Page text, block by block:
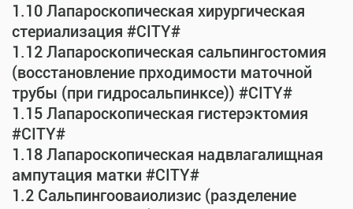
1.10 Лапароскопическая хирургическая
стериализация #CITY#
1.12 Лапароскопическая сальпингостомия
(восстановление прходимости маточной
трубы (при гидросальпинксе)) #CITY#
1.15 Лапароскопическая гистерэктомия
#CITY#
1.18 Лапароскопическая надвлагалищная
ампутация матки #CITY#
1.2 Сальпингооваиолизис (разделение